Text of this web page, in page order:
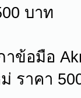
บาท
าข้อมือ
ราคา